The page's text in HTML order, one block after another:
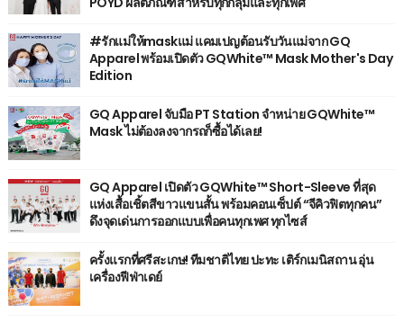
#รักแม่ให้maskแม่ แคมเปญต้อนรับวันแม่จาก GQ
Apparel พร้อมเปิดตัว GQWhite™ Mask Mother's Day
Edition
GQ Apparel จับมือ PT Station จำหน่าย GQWhite™
Mask ไม่ต้องลงจากรถก็ซื้อได้เลย!
GQ Apparel เปิดตัว GQWhite™ Short-Sleeve ที่สุด
แห่งเสื้อเชิ้ตสีขาวแขนสั้น พร้อมคอนเซ็ปต์ “จีคิวฟิตทุกคน”
ดึงจุดเด่นการออกแบบเพื่อคนทุกเพศ ทุกไซส์
ครั้งแรกที่ศรีสะเกษ! ทีมชาติไทย ปะทะ เติร์กเมนิสถาน อุ่น
เครื่องฟีฟ่าเดย์